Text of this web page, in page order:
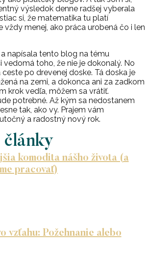
výsledok denne radšej vyberala
si, že matematika tu platí
vždy menej, ako práca urobená čo i len
napísala tento blog na tému
vedomá toho, že nie je dokonalý. No
po drevenej doske. Tá doska je
na zemi, a dokonca ani za zadkom
krok vedľa, môžem sa vrátiť.
potrebné. Až kým sa nedostanem
tak, ako vy. Prajem vám
a radostný nový rok.
články
komodita nášho života (a
pracovať)
vzťahu: Požehnanie alebo